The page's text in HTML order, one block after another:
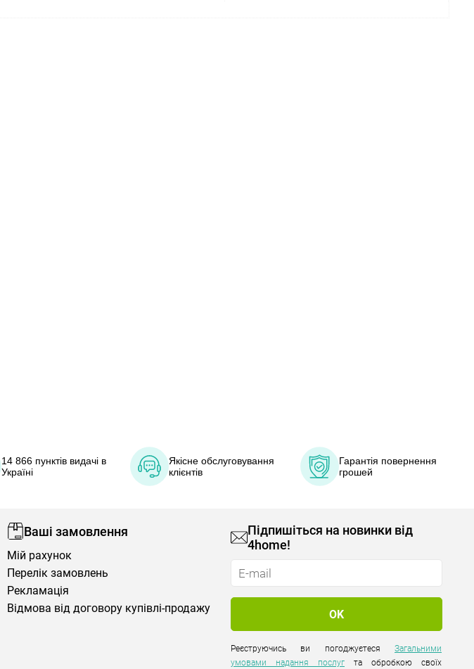
14 866 пунктів видачі в
Україні
Якісне обслуговування
клієнтів
Гарантія повернення
грошей
Ваші замовлення
Мій рахунок
Перелік замовлень
Рекламація
Відмова від договору купівлі-продажу
Підпишіться на новинки від
4home!
Реєструючись ви погоджуєтесяЗагальними
умовами надання послуг та обробкою своїх